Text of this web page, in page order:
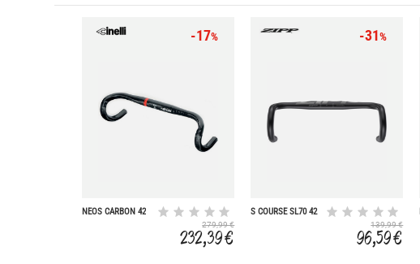
-17%
NEOS CARBON 42
279,99 €
232,39 €
-31%
S COURSE SL70 42
139,99 €
96,59 €